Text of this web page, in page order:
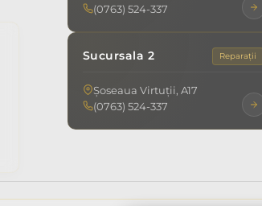
(0763) 524-337
Sucursala 2 Reparații
Șoseaua Virtuții, A17
(0763) 524-337